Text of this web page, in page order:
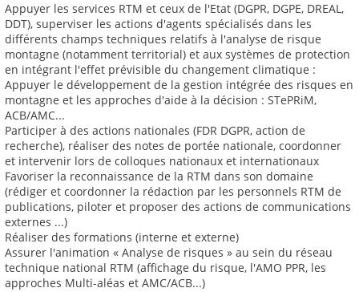
Appuyer les services RTM et ceux de l'Etat (DGPR, DGPE, DREAL,
DDT), superviser les actions d'agents spécialisés dans les
différents champs techniques relatifs à l'analyse de risque
montagne (notamment territorial) et aux systèmes de protection
en intégrant l'effet prévisible du changement climatique :
Appuyer le développement de la gestion intégrée des risques en
montagne et les approches d'aide à la décision : STePRiM,
ACB/AMC...
Participer à des actions nationales (FDR DGPR, action de
recherche), réaliser des notes de portée nationale, coordonner
et intervenir lors de colloques nationaux et internationaux
Favoriser la reconnaissance de la RTM dans son domaine
(rédiger et coordonner la rédaction par les personnels RTM de
publications, piloter et proposer des actions de communications
externes ...)
Réaliser des formations (interne et externe)
Assurer l'animation « Analyse de risques » au sein du réseau
technique national RTM (affichage du risque, l'AMO PPR, les
approches Multi-aléas et AMC/ACB...)